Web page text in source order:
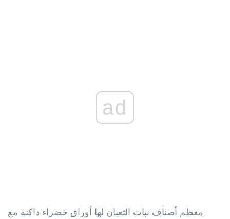
ad
معظم أصناف نبات الثعبان لها أوراق خضراء داكنة مع